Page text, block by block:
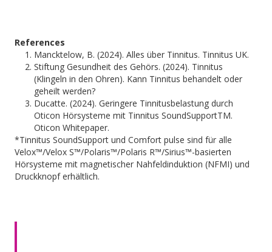
References
Mancktelow, B. (2024). Alles über Tinnitus. Tinnitus UK.
Stiftung Gesundheit des Gehörs. (2024). Tinnitus
(Klingeln in den Ohren). Kann Tinnitus behandelt oder
geheilt werden?
Ducatte. (2024). Geringere Tinnitusbelastung durch
Oticon Hörsysteme mit Tinnitus SoundSupportTM.
Oticon Whitepaper.
*Tinnitus SoundSupport und Comfort pulse sind für alle
Velox™/Velox S™/Polaris™/Polaris R™/Sirius™-basierten
Hörsysteme mit magnetischer Nahfeldinduktion (NFMI) und
Druckknopf erhältlich.